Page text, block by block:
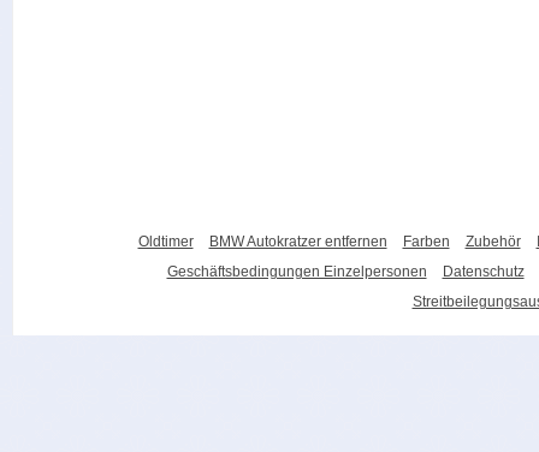
Oldtimer BMW Autokratzer entfernen Farben Zubehör
Geschäftsbedingungen Einzelpersonen
Datenschutz